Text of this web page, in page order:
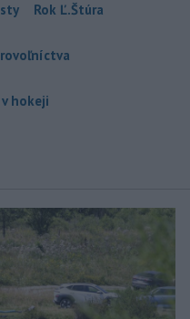
Rok Ľ.Štúra
v hokeji